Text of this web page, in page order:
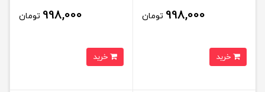
998,000 تومان 998,000 تومان